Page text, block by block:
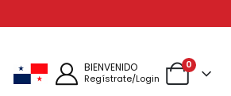
BIENVENIDO
Regístrate/Login
0